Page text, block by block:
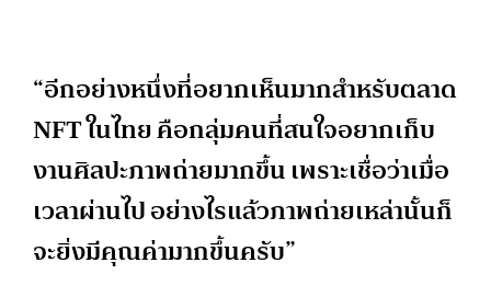
“อีกอย่างหนึ่งที่อยากเห็นมากสำหรับตลาด
NFT ในไทย คือกลุ่มคนที่สนใจอยากเก็บ
งานศิลปะภาพถ่ายมากขึ้น เพราะเชื่อว่าเมื่อ
เวลาผ่านไป อย่างไรแล้วภาพถ่ายเหล่านั้นก็
จะยิ่งมีคุณค่ามากขึ้นครับ”